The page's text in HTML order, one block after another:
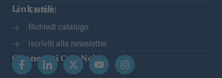
Link utili
Contatti
Richiedi catalogo
Iscriviti alla newsletter
Connettiti Con Noi